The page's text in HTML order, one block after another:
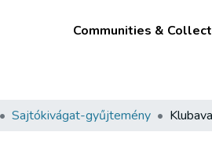
Communities &
Sajtókivágat-gyűjtemény